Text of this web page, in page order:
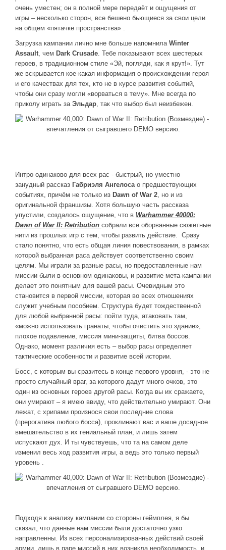
очень уместен; он в полной мере передаёт и ощущения от
игры – несколько сторон, все бешено бьющиеся за свои цели
на общем «пятачке пространства» .
Загрузка кампании лично мне больше напомнила Winter
Assault, чем Dark Crusade. Тебе показывают всех шестерых
героев, в традиционном стиле «Эй, погляди, как я крут!». Тут
же вскрывается кое-какая информация о происхождении героя
и его качествах для тех, кто не в курсе развития событий,
чтобы они сразу могли «ворваться в тему». Мне всегда по
приколу играть за Эльдар, так что выбор был неизбежен.
Интро одинаково для всех рас - быстрый, но уместно
занудный рассказ Габриэля Ангелосао предшествующих
событиях, причём не только из Dawn of War 2, но и из
оригинальной франшизы. Хотя большую часть рассказа
упустили, создалось ощущение, что в Warhammer 40000:
Dawn of War II: Retribution собрали все оборванные сюжетные
нити из прошлых игр с тем, чтобы развить действие. Сразу
стало понятно, что есть общая линия повествования, в рамках
которой выбранная раса действует соответственно своим
целям. Мы играли за разные расы, но предоставленные нам
миссии были в основном одинаковы, и развитие мета-кампании
делает это понятным для вашей расы. Очевидным это
становится в первой миссии, которая во всех отношениях
служит учебным пособием. Структура будет тождественной
для любой выбранной расы: пойти туда, атаковать там,
«можно использовать гранаты, чтобы очистить это здание»,
плохое подавление, миссия мини-защиты, битва боссов.
Однако, момент различия есть – выбор расы определяет
тактические особенности и развитие всей истории.
Босс, с которым вы сразитесь в конце первого уровня, - это не
просто случайный враг, за которого дадут много очков, это
один из основных героев другой расы. Когда вы их сражаете,
они умирают – я имею ввиду, что действительно умирают. Они
лежат, с хрипами произнося свои последние слова
(прерогатива любого босса), проклинают вас и ваше досадное
вмешательство в их гениальный план, и лишь затем
испускают дух. И ты чувствуешь, что та на самом деле
изменил весь ход развития игры, а ведь это только первый
уровень .
Подходя к анализу кампании со стороны геймплея, я бы
сказал, что данные нам миссии были достаточно узко
направленны. Из всех персонализированных действий своей
армии, лишь в паре миссий в них возникла необходимость, и